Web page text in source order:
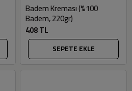
Badem Kreması (%100
Badem, 220gr)
408 TL
SEPETE EKLE